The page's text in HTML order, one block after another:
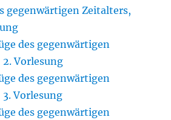
gegenwärtigen Zeitalters,
des gegenwärtigen
Vorlesung
des gegenwärtigen
Vorlesung
des gegenwärtigen